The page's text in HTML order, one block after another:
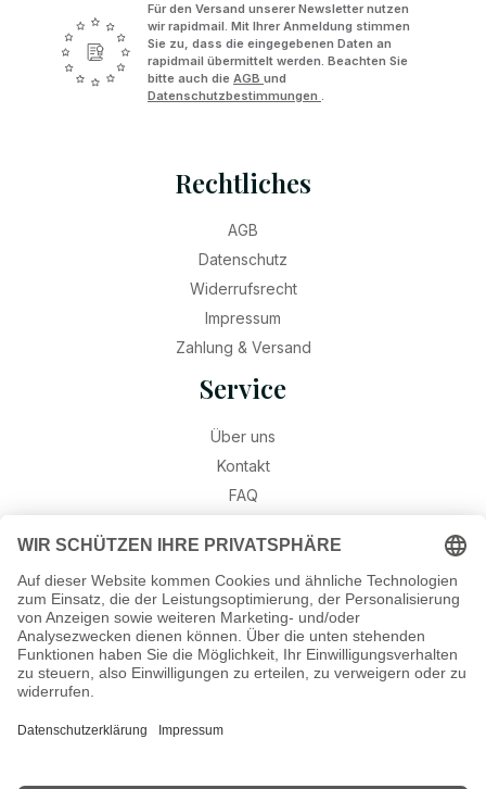
Für den Versand unserer Newsletter nutzen
wir rapidmail. Mit Ihrer Anmeldung stimmen
Sie zu, dass die eingegebenen Daten an
rapidmail übermittelt werden. Beachten Sie
bitte auch die AGB und
Datenschutzbestimmungen
Rechtliches
AGB
Datenschutz
Widerrufsrecht
Impressum
Zahlung & Versand
Service
Über uns
Kontakt
FAQ
Widerruf
Ratgeber
Geburtssteine
Gravur – Schriften & Hinweise